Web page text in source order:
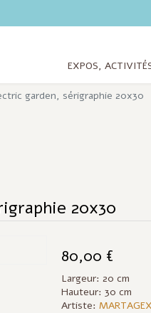
EXPOS,
garden, sérigraphie 20x30
20x30
80,00 €
Largeur: 20 cm
Hauteur: 30 cm
Artiste: